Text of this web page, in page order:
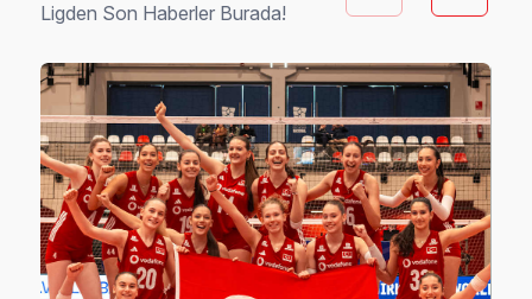
Ligden Son Haberler Burada!